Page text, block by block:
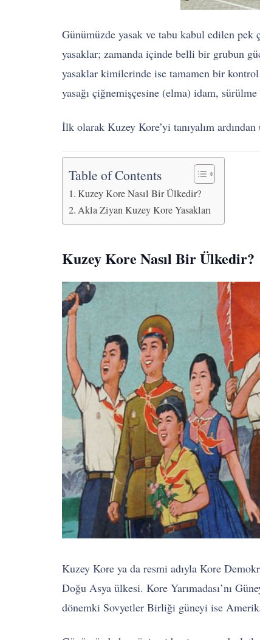
Günümüzde yasak ve tabu kabul edilen pek
yasaklar; zamanda içinde belli bir grubun
yasaklar kimilerinde ise tamamen bir
yasağı çiğnemişçesine (elma) idam,
İlk olarak Kuzey Kore’yi tanıyalım
Table of Contents
Kuzey Kore Nasıl Bir Ülkedir?
Akla Ziyan Kuzey Kore Yasakları
Kuzey Kore Nasıl Bir Ülkedir?
Kuzey Kore ya da resmi adıyla Kore
Doğu Asya ülkesi. Kore Yarımadası’nı
dönemki Sovyetler Birliği güneyi ise